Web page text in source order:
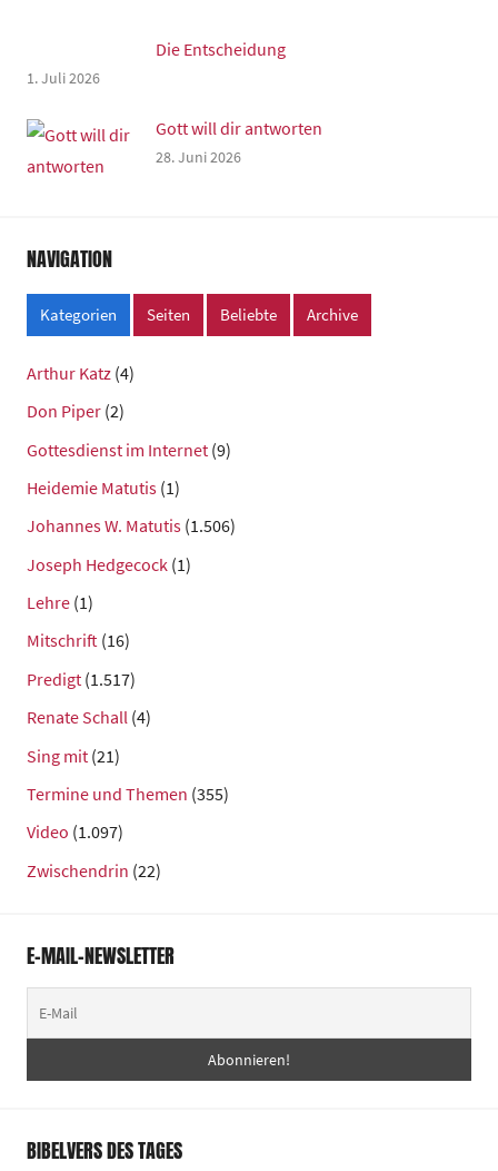
Die Entscheidung
1. Juli 2026
Gott will dir antworten
28. Juni 2026
NAVIGATION
Kategorien Seiten Beliebte Archive
Arthur Katz (4)
Don Piper (2)
Gottesdienst im Internet (9)
Heidemie Matutis (1)
Johannes W. Matutis (1.506)
Joseph Hedgecock (1)
Lehre (1)
Mitschrift (16)
Predigt (1.517)
Renate Schall (4)
Sing mit (21)
Termine und Themen (355)
Video (1.097)
Zwischendrin (22)
E-MAIL-NEWSLETTER
BIBELVERS DES TAGES